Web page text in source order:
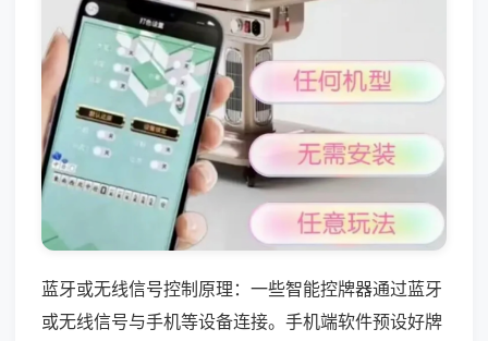
蓝牙或无线信号控制原理：一些智能控牌器通过蓝牙
或无线信号与手机等设备连接。手机端软件预设好牌